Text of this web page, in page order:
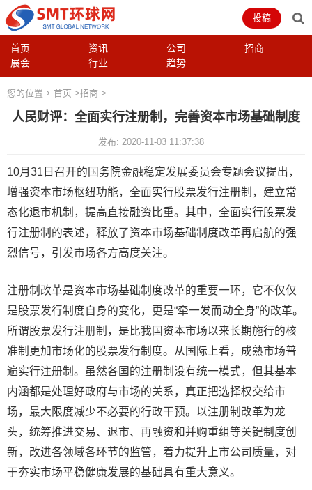
首页 资讯 公司
招商
展会
行业 趋势
投稿
您的位置 首页 >招商 >
人民财评：全面实行注册制，完善资本市场基础制度
发布: 2020-11-03 11:37:38
10月31日召开的国务院金融稳定发展委员会专题会议提出，
增强资本市场枢纽功能，全面实行股票发行注册制，建立常
态化退市机制，提高直接融资比重。其中，全面实行股票发
行注册制的表述，释放了资本市场基础制度改革再启航的强
烈信号，引发市场各方高度关注。
注册制改革是资本市场基础制度改革的重要一环，它不仅仅
是股票发行制度自身的变化，更是“牵一发而动全身”的改革。
所谓股票发行注册制，是比我国资本市场以来长期施行的核
准制更加市场化的股票发行制度。从国际上看，成熟市场普
遍实行注册制。虽然各国的注册制没有统一模式，但其基本
内涵都是处理好政府与市场的关系，真正把选择权交给市
场，最大限度减少不必要的行政干预。以注册制改革为龙
头，统筹推进交易、退市、再融资和并购重组等关键制度创
新，改进各领域各环节的监管，着力提升上市公司质量，对
于夯实市场平稳健康发展的基础具有重大意义。